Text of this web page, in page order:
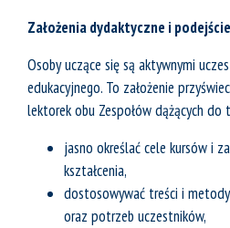
Założenia dydaktyczne i
Osoby uczące się są aktywnymi
edukacyjnego. To założenie
lektorek obu Zespołów dążących do
jasno określać cele kursów i
kształcenia,
dostosowywać treści i
oraz potrzeb uczestników,